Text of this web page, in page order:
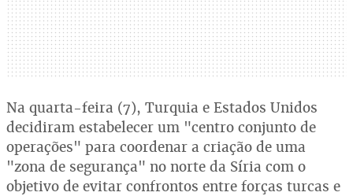
Na quarta-feira (7), Turquia e Estados Unidos
decidiram estabelecer um "centro conjunto de
operações" para coordenar a criação de uma
"zona de segurança" no norte da Síria com o
objetivo de evitar confrontos entre forças turcas e